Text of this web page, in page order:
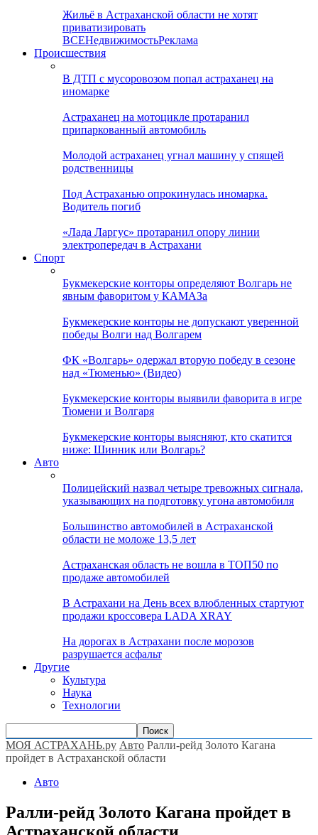
Жильё в Астраханской области не хотят
приватизировать
ВСЕНедвижимостьРеклама
Происшествия
В ДТП с мусоровозом попал астраханец на
иномарке
Астраханец на мотоцикле протаранил
припаркованный автомобиль
Молодой астраханец угнал машину у спящей
родственницы
Под Астраханью опрокинулась иномарка.
Водитель погиб
«Лада Ларгус» протаранил опору линии
электропередач в Астрахани
Спорт
Букмекерские конторы определяют Волгарь не
явным фаворитом у КАМАЗа
Букмекерские конторы не допускают уверенной
победы Волги над Волгарем
ФК «Волгарь» одержал вторую победу в сезоне
над «Тюменью» (Видео)
Букмекерские конторы выявили фаворита в игре
Тюмени и Волгаря
Букмекерские конторы выясняют, кто скатится
ниже: Шинник или Волгарь?
Авто
Полицейский назвал четыре тревожных сигнала,
указывающих на подготовку угона автомобиля
Большинство автомобилей в Астраханской
области не моложе 13,5 лет
Астраханская область не вошла в ТОП50 по
продаже автомобилей
В Астрахани на День всех влюбленных стартуют
продажи кроссовера LADA XRAY
На дорогах в Астрахани после морозов
разрушается асфальт
Другие
Культура
Наука
Технологии
МОЯ АСТРАХАНЬ.ру Авто Ралли-рейд Золото Кагана
пройдет в Астраханской области
Авто
Ралли-рейд Золото Кагана пройдет в